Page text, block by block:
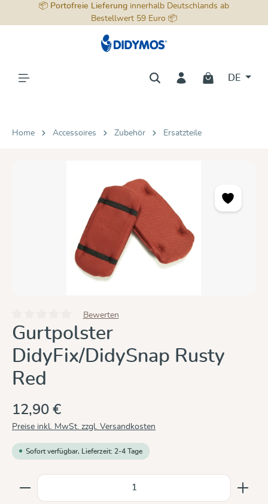
springen
📦 Portofreie Lieferung innerhalb Deutschlands ab
Bestellwert 59 Euro 📦
DE
Home Accessoires Zubehör Ersatzteile
Durchschnittliche Bewertung von 0 von 5 Sternen
Bewerten
Gurtpolster
DidyFix/DidySnap Rusty
Red
12,90 €
Preise inkl. MwSt. zzgl. Versandkosten
Sofort verfügbar, Lieferzeit: 2-4 Tage
Produkt Anzahl: Gib den gewünschten Wert ein